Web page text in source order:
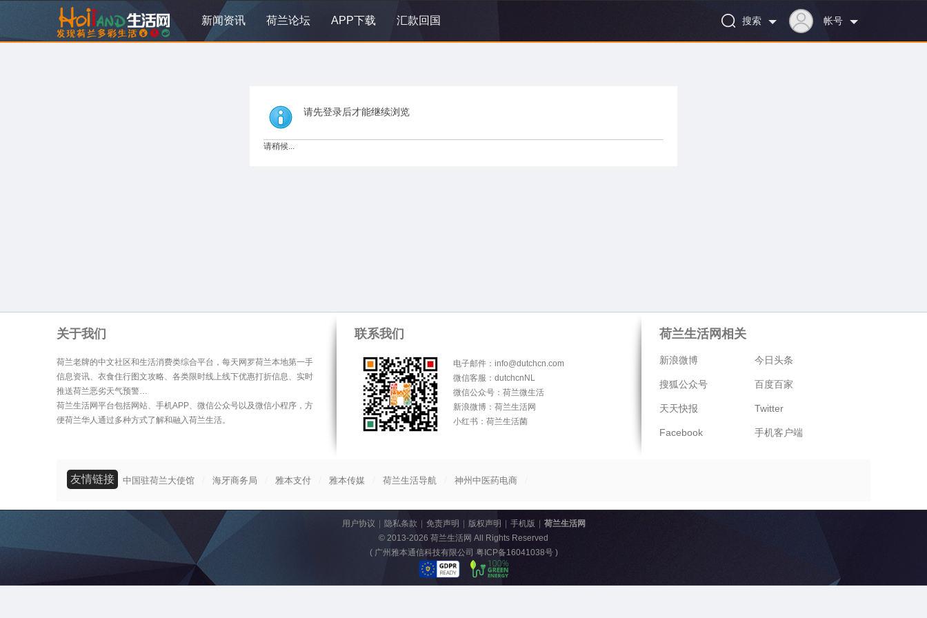
新闻资讯 荷兰论坛 APP下载 汇款回国 帐号
搜索
请先登录后才能继续浏览
请稍候...
关于我们
荷兰老牌的中文社区和生活消费类综合平台，每天网罗荷兰本地第一手
信息资讯、衣食住行图文攻略、各类限时线上线下优惠打折信息、实时
推送荷兰恶劣天气预警…
荷兰生活网平台包括网站、手机APP、微信公众号以及微信小程序，方
便荷兰华人通过多种方式了解和融入荷兰生活。
联系我们
电子邮件：info@dutchcn.com
微信客服：dutchcnNL
微信公众号：荷兰微生活
新浪微博：荷兰生活网
小红书：荷兰生活菌
荷兰生活网相关
新浪微博 今日头条
搜狐公众号 百度百家
天天快报 Twitter
Facebook 手机客户端
友情链接 中国驻荷兰大使馆 海牙商务局 雅本支付 雅本传媒 荷兰生活导航 神州中医药电商
用户协议 隐私条款 免责声明 版权声明 手机版
荷兰生活网
© 2013-2026 荷兰生活网 All Rights Reserved
( 广州雅本通信科技有限公司 粤ICP备16041038号)